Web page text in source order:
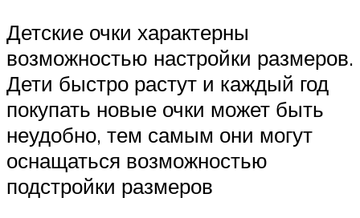
Детские очки характерны
возможностью настройки размеров.
Дети быстро растут и каждый год
покупать новые очки может быть
неудобно, тем самым они могут
оснащаться возможностью
подстройки размеров